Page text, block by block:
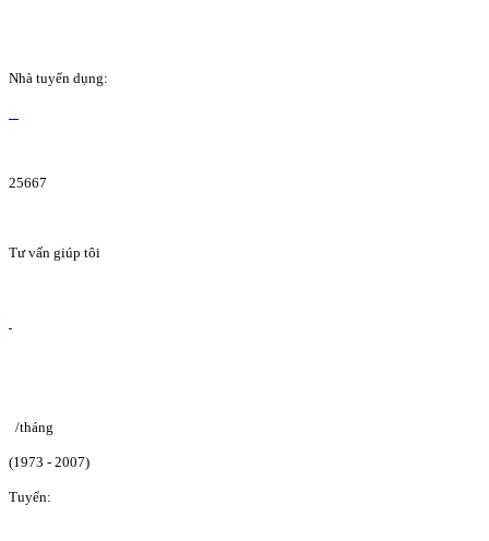
Nhà tuyển dụng:
25667
Tư vấn giúp tôi
/tháng
(1973 - 2007)
Tuyển: